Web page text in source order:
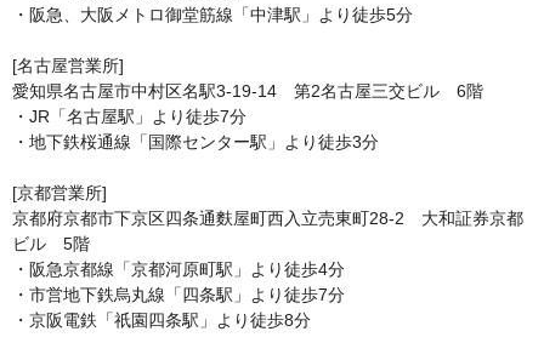
・阪急、大阪メトロ御堂筋線「中津駅」より徒歩5分
[名古屋営業所]
愛知県名古屋市中村区名駅3-19-14　第2名古屋三交ビル　6階
・JR「名古屋駅」より徒歩7分
・地下鉄桜通線「国際センター駅」より徒歩3分
[京都営業所]
京都府京都市下京区四条通麩屋町西入立売東町28-2　大和証券京都
ビル　5階
・阪急京都線「京都河原町駅」より徒歩4分
・市営地下鉄烏丸線「四条駅」より徒歩7分
・京阪電鉄「祇園四条駅」より徒歩8分